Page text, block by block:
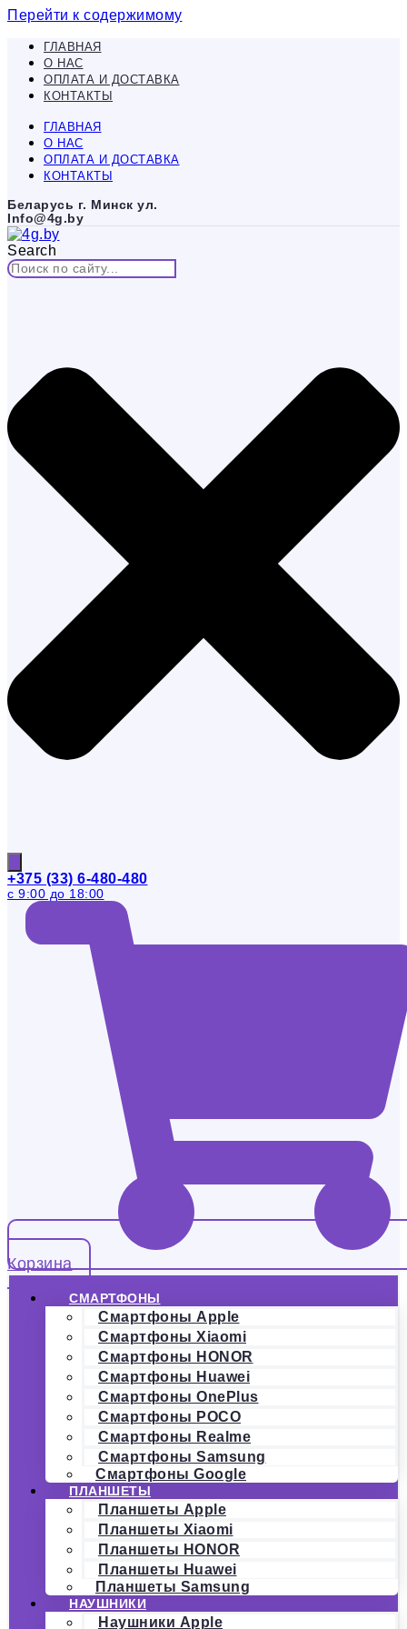
Перейти к содержимому
ГЛАВНАЯ
О НАС
ОПЛАТА И ДОСТАВКА
КОНТАКТЫ
ГЛАВНАЯ
О НАС
ОПЛАТА И ДОСТАВКА
КОНТАКТЫ
Беларусь г. Минск ул.
Info@4g.by
Search
+375 (33) 6-480-480
с 9:00 до 18:00
Корзина
СМАРТФОНЫ
Смартфоны Apple
Смартфоны Xiaomi
Смартфоны HONOR
Смартфоны Huawei
Смартфоны OnePlus
Смартфоны POCO
Смартфоны Realme
Смартфоны Samsung
Смартфоны Google
ПЛАНШЕТЫ
Планшеты Apple
Планшеты Xiaomi
Планшеты HONOR
Планшеты Huawei
Планшеты Samsung
НАУШНИКИ
Наушники Apple